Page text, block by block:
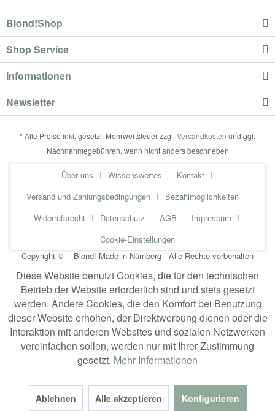
Blond!Shop
Shop Service
Informationen
Newsletter
* Alle Preise inkl. gesetzl. Mehrwertsteuer zzgl. Versandkosten und ggf.
Nachnahmegebühren, wenn nicht anders beschrieben
Über uns Wissenswertes
Kontakt
Versand und Zahlungsbedingungen
Bezahlmöglichkeiten
Widerrufsrecht
Datenschutz AGB
Impressum
Cookie-Einstellungen
Copyright © - Blond! Made in Nürnberg - Alle Rechte vorbehalten
Diese Website benutzt Cookies, die für den technischen
Betrieb der Website erforderlich sind und stets gesetzt
werden. Andere Cookies, die den Komfort bei Benutzung
dieser Website erhöhen, der Direktwerbung dienen oder die
Interaktion mit anderen Websites und sozialen Netzwerken
vereinfachen sollen, werden nur mit Ihrer Zustimmung
gesetzt. Mehr Informationen
Ablehnen Alle akzeptieren Konfigurieren